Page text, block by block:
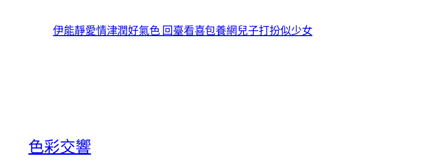
伊能靜愛情津潤好氣色 回臺看喜包養網兒子打扮似少女
色彩交響